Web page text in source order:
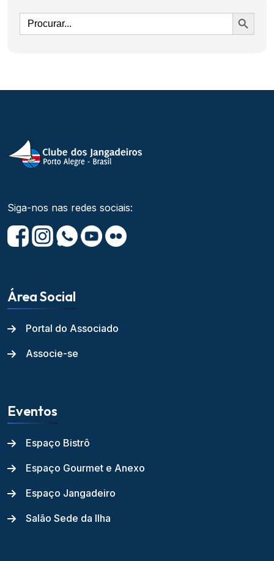
Ir
Siga-nos nas redes sociais:
Área Social
Portal do Associado
Associe-se
Eventos
Espaço Bistrô
Espaço Gourmet e Anexo
Espaço Jangadeiro
Salão Sede da Ilha